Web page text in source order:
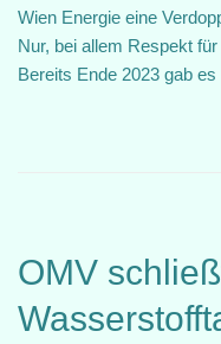
Wien Energie eine
Nur, bei allem Respekt
Bereits Ende 2023 gab
OMV